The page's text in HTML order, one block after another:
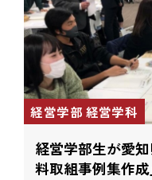
経営学部 経営学科
経営学部生が愛
料取組事例集作